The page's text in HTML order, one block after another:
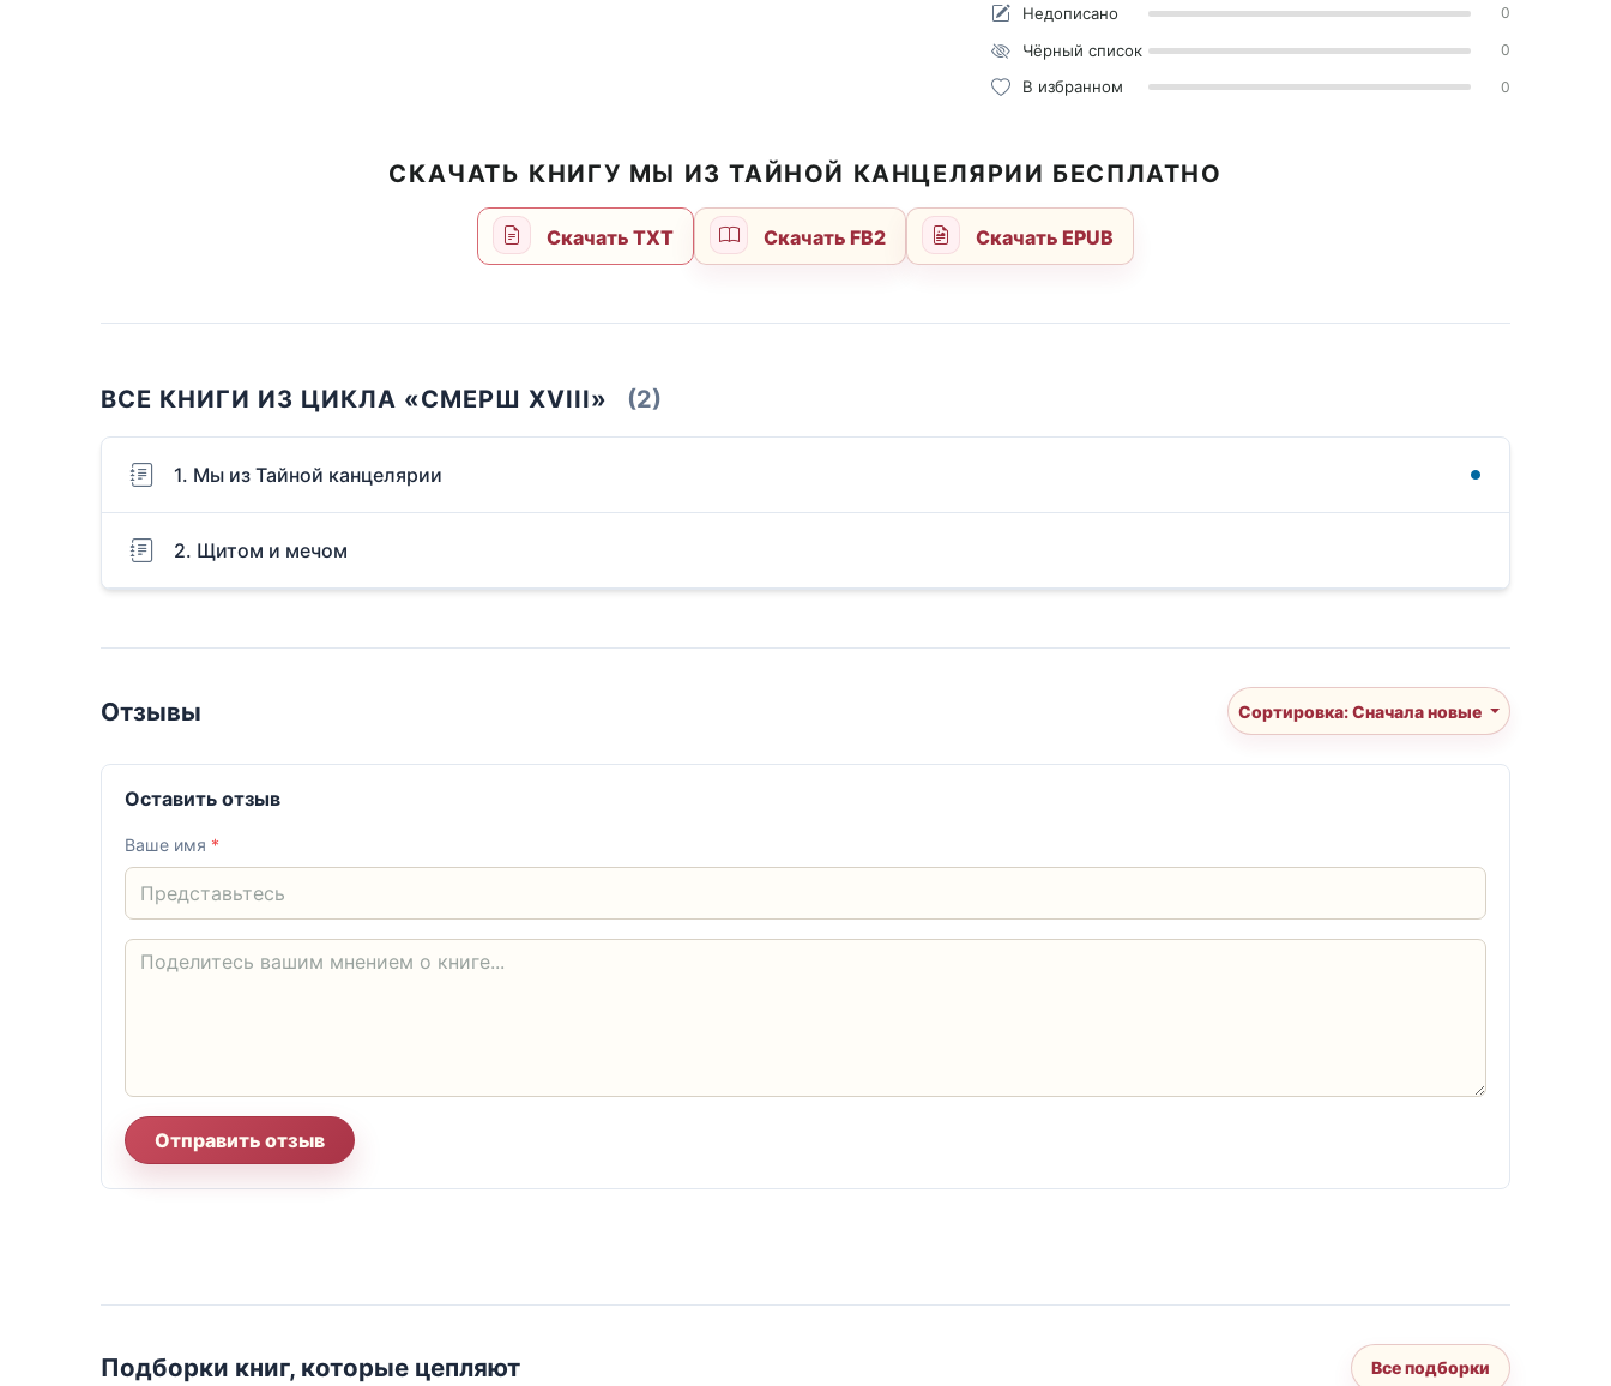
Недописано 0
Чёрный список 0
В избранном 0
СКАЧАТЬ КНИГУ МЫ ИЗ ТАЙНОЙ КАНЦЕЛЯРИИ БЕСПЛАТНО
Скачать TXT Скачать FB2 Скачать EPUB
ВСЕ КНИГИ ИЗ ЦИКЛА «СМЕРШ XVIII» (2)
1. Мы из Тайной канцелярии
2. Щитом и мечом
Отзывы Сортировка: Сначала новые
Оставить отзыв
Ваше имя *
Отправить отзыв
Подборки книг, которые цепляют Все подборки